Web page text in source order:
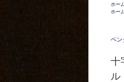
ホー
ホー
ペン
十
ル